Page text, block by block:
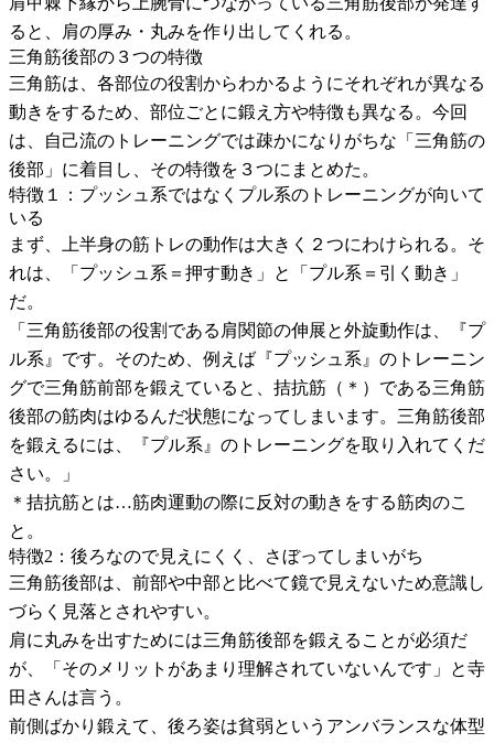
ると、肩の厚み・丸みを作り出してくれる。
三角筋後部の３つの特徴
三角筋は、各部位の役割からわかるようにそれぞれが異なる
動きをするため、部位ごとに鍛え方や特徴も異なる。今回
は、自己流のトレーニングでは疎かになりがちな「三角筋の
後部」に着目し、その特徴を３つにまとめた。
特徴１：プッシュ系ではなくプル系のトレーニングが向いて
いる
まず、上半身の筋トレの動作は大きく２つにわけられる。そ
れは、「プッシュ系＝押す動き」と「プル系＝引く動き」
だ。
「三角筋後部の役割である肩関節の伸展と外旋動作は、『プ
ル系』です。そのため、例えば『プッシュ系』のトレーニン
グで三角筋前部を鍛えていると、拮抗筋（＊）である三角筋
後部の筋肉はゆるんだ状態になってしまいます。三角筋後部
を鍛えるには、『プル系』のトレーニングを取り入れてくだ
さい。」
＊拮抗筋とは…筋肉運動の際に反対の動きをする筋肉のこ
と。
特徴2：後ろなので見えにくく、さぼってしまいがち
三角筋後部は、前部や中部と比べて鏡で見えないため意識し
づらく見落とされやすい。
肩に丸みを出すためには三角筋後部を鍛えることが必須だ
が、「そのメリットがあまり理解されていないんです」と寺
田さんは言う。
前側ばかり鍛えて、後ろ姿は貧弱というアンバランスな体型